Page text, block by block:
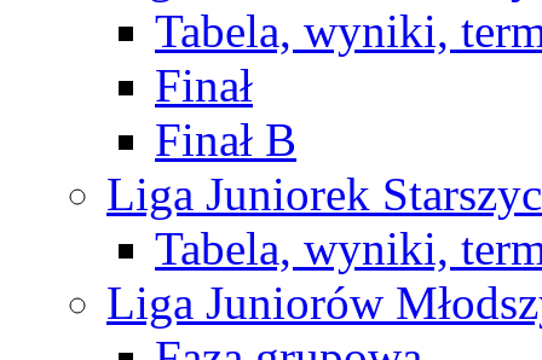
Tabela, wyniki,
Finał
Finał B
Liga Juniorek
Tabela, wyniki,
Liga Juniorów